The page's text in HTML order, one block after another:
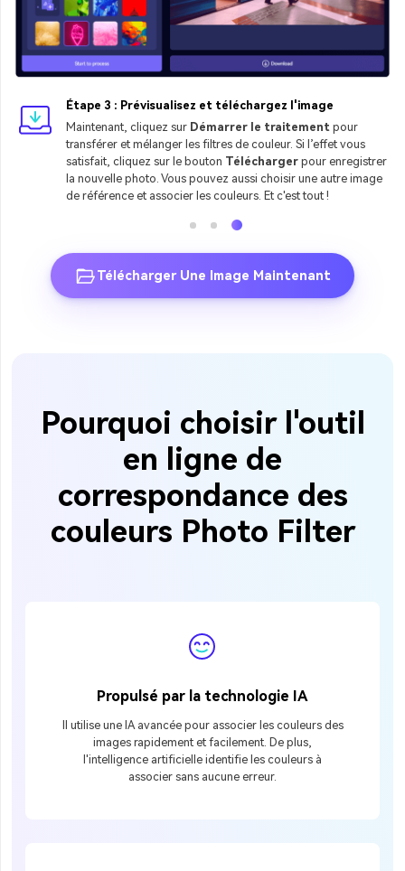
Étape 3 : Prévisualisez et téléchargez l'image
Maintenant, cliquez sur Démarrer le traitement pour
transférer et mélanger les filtres de couleur. Si l’effet vous
satisfait, cliquez sur le bouton Téléchargerpour enregistrer
la nouvelle photo. Vous pouvez aussi choisir une autre image
de référence et associer les couleurs. Et c'est tout !
Télécharger Une Image Maintenant
Pourquoi choisir l'outil
en ligne de
correspondance des
couleurs Photo Filter
Propulsé par la technologie IA
Il utilise une IA avancée pour associer les couleurs des
images rapidement et facilement. De plus,
l'intelligence artificielle identifie les couleurs à
associer sans aucune erreur.